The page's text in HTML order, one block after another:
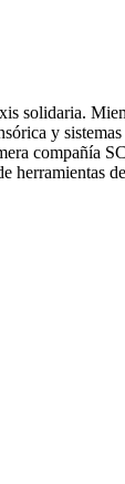
solidaria.
y
compañía
herramientas